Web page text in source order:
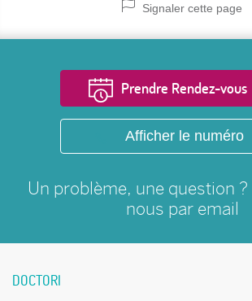
Signaler cette page
Prendre Rendez-vous
Afficher le numéro
Un problème, une question
nous par email
DOCTORI